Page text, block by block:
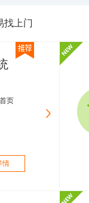
找上门
页
情